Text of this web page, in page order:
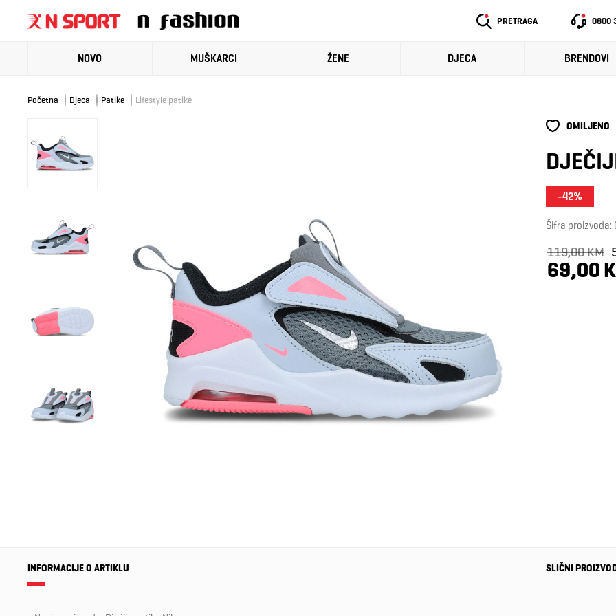
PRETRAGA 0800
NOVO MUŠKARCI ŽENE DJECA BRENDOVI
Početna Djeca Patike Lifestyle patike
OMILJENO
-42%
Šifra proizvoda:
119,00 KM
69,00
INFORMACIJE O ARTIKLU SLIČNI